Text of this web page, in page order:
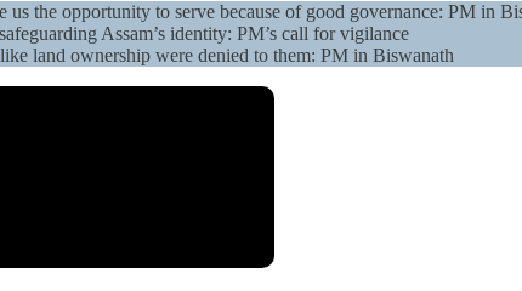
the opportunity to serve because of good governance: PM in
Assam’s identity: PM’s call for vigilance
land ownership were denied to them: PM in Biswanath